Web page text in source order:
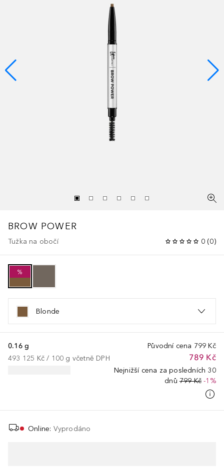
BROW POWER
Tužka na obočí 0 (0)
%
Blonde
Původní cena 799 Kč
789 Kč
Nejnižší cena za posledních 30
dnů 799 Kč -1%
0.16 g
493 125 Kč / 100 g včetně DPH
Online: Vyprodáno